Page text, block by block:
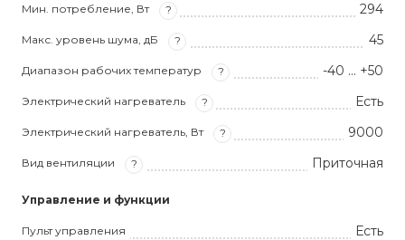
Мин. потребление, Вт ? 294
Макс. уровень шума, дБ ? 45
Диапазон рабочих температур ? -40 … +50
Электрический нагреватель ? Есть
Электрический нагреватель, Вт ? 9000
Вид вентиляции ? Приточная
Управление и функции
Пульт управления Есть